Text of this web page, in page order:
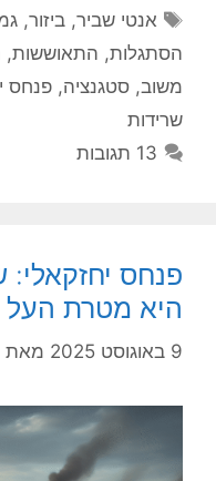
תגיות
אנטי שביר,ביזור,
הסתגלות, התאוששות,
משוב, סטגנציה, פנחס
שרידות
13 תגובות
פנחס יחזקאלי:
היא מטרת
9 באוגוסט 2025 מאת